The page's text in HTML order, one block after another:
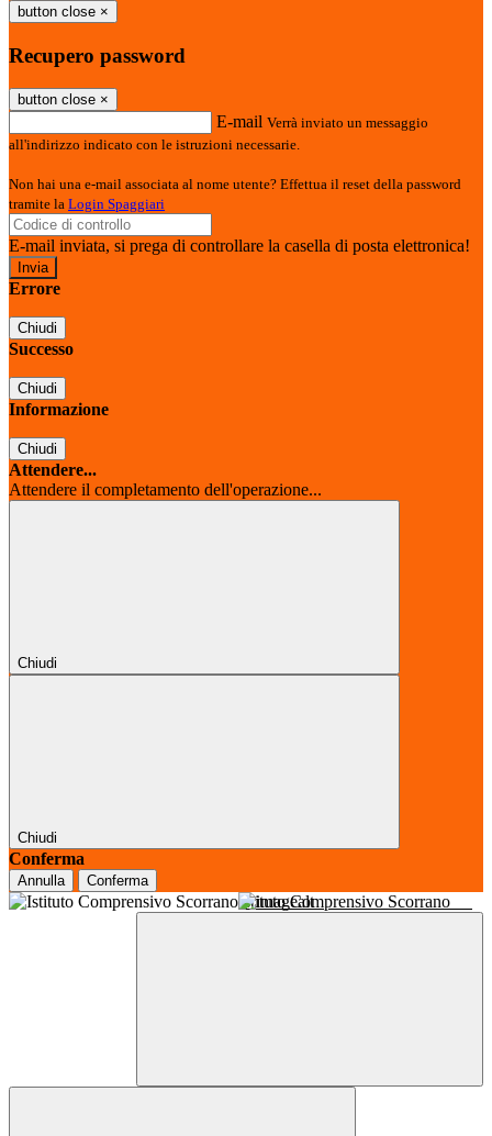
button close ×
Recupero password
button close ×
E-mail Verrà inviato un messaggio
all'indirizzo indicato con le istruzioni necessarie.
Non hai una e-mail associata al nome utente? Effettua il reset della password
tramite la Login Spaggiari
E-mail inviata, si prega di controllare la casella di posta elettronica!
Errore
Chiudi
Successo
Chiudi
Informazione
Chiudi
Attendere...
Attendere il completamento dell'operazione...
Chiudi
Chiudi
Conferma
Annulla Conferma
Istituto Comprensivo Scorrano